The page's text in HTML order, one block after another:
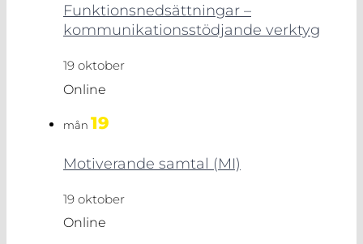
Funktionsnedsättningar –
kommunikationsstödjande verktyg
19 oktober
Online
mån 19
Motiverande samtal (MI)
19 oktober
Online